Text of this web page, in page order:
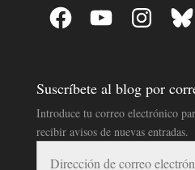
Facebook YouTube Instagram
Suscríbete al blog por
Introduce tu correo electrónico
recibir avisos de nuevas entradas.